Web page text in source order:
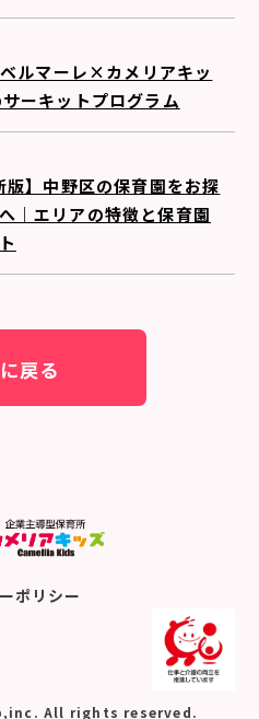
ルマーレ×カメリアキッ
ーキットプログラム
版】中野区の保育園をお探
｜エリアの特徴と保育園
戻る
ポリシー
All rights reserved.